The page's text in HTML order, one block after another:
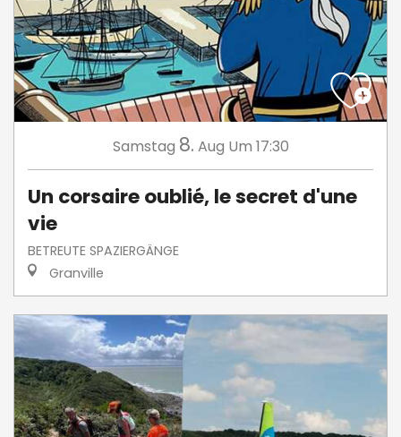
Samstag 8. Aug Um 17:30
Un corsaire oublié, le secret d'une
vie
BETREUTE SPAZIERGÄNGE
Granville